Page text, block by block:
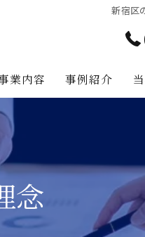
新宿区
ーズの強み
業内容
プロジェクト・マネジメント事業
不動産コンサルティング事業
不動産事業
不動産投資助言業務
事例紹介
念